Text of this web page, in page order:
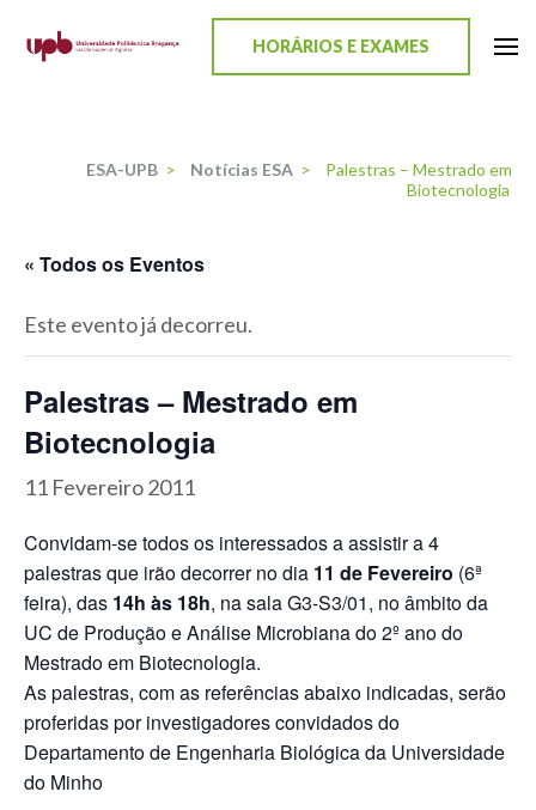
HORÁRIOS E EXAMES
ESA-UPB > Notícias ESA >
Palestras – Mestrado em
Biotecnologia
« Todos os Eventos
Este evento já decorreu.
Palestras – Mestrado em
Biotecnologia
11 Fevereiro 2011
Convidam-se todos os interessados a assistir a 4
palestras que irão decorrer no dia 11 de Fevereiro (6ª
feira), das 14h às 18h, na sala G3-S3/01, no âmbito da
UC de Produção e Análise Microbiana do 2º ano do
Mestrado em Biotecnologia.
As palestras, com as referências abaixo indicadas, serão
proferidas por investigadores convidados do
Departamento de Engenharia Biológica da Universidade
do Minho